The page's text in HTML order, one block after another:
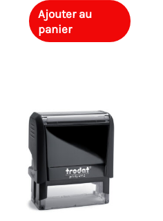
Ajouter au
panier